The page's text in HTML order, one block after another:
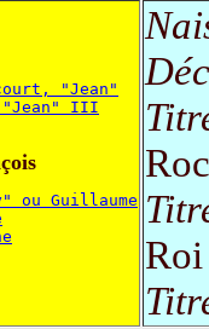
"Jean"
"Jean" III
ou Guillaume
Roi